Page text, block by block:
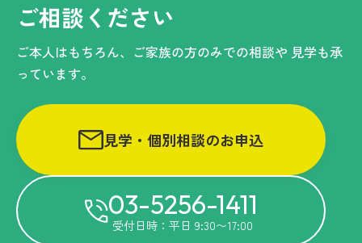
ご相談ください
ご本人はもちろん、ご家族の方のみでの相談や 見学も承
っています。
見学・個別相談のお申込
03-5256-1411
受付日時：平日 9:30〜17:00